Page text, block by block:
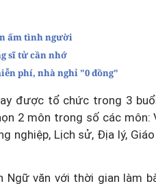
ấm tình người
sĩ tử cần nhớ
phí, nhà nghỉ "0 đồng"
được tổ chức trong 3
2 môn trong số các môn:
nghiệp, Lịch sử, Địa lý,
Ngữ văn với thời gian làm